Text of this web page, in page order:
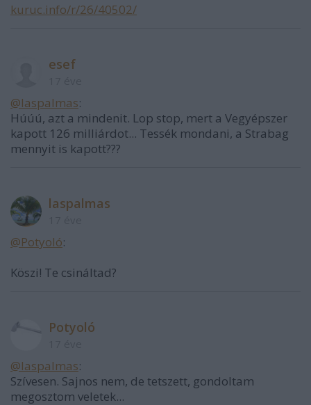
kuruc.info/r/26/40502/
esef
@laspalmas:
Húúú, azt a mindenit. Lop stop, mert a Vegyépszer
kapott 126 milliárdot... Tessék mondani, a Strabag
mennyit is kapott???
laspalmas
@Potyoló:
Köszi! Te csináltad?
Potyoló
@laspalmas:
Szívesen. Sajnos nem, de tetszett, gondoltam
megosztom veletek...